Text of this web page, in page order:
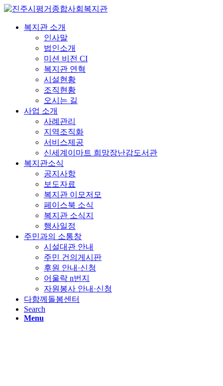
복지관 소개
인사말
법인소개
미션 비전 CI
복지관 연혁
시설현황
조직현황
오시는 길
사업 소개
사례관리
지역조직화
서비스제공
신세계이마트 희망장난감도서관
복지관소식
공지사항
보도자료
복지관 이모저모
페이스북 소식
복지관 소식지
행사일정
주민과의 소통창
시설대관 안내
주민 건의게시판
후원 안내·신청
어울락 n번지
자원봉사 안내·신청
다함께돌봄센터
Search
Menu